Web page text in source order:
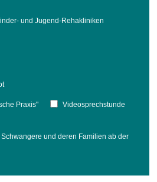
und Jugend-Rehakliniken
Praxis" Videosprechstunde
und deren Familien ab der